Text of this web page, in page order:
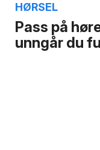
Pass på
unngår du
HØRSEL